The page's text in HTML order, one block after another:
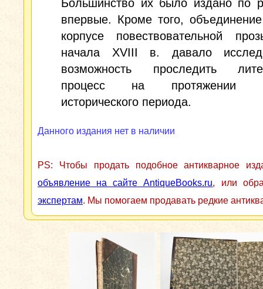
Большинство их было издано по
впервые. Кроме того,
корпусе повествовательной
начала XVIII в. давало
возможность проследить
процесс на протяжении
исторического периода.
Данного издания нет в наличии
PS: Чтобы продать подобное антикварное
объявление на сайте AntiqueBooks.ru, или
экспертам. Мы помогаем продавать редкие